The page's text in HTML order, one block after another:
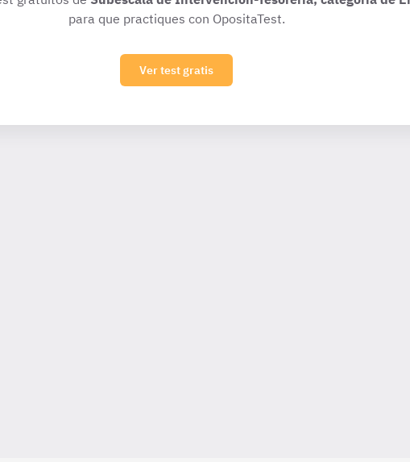
para que practiques con OpositaTest.
Ver test gratis